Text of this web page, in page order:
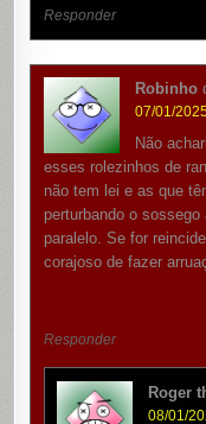
Responder
Robinho
07/01/
Não
esses rolezinhos de
não tem lei e as que
perturbando o
paralelo. Se for
corajoso de fazer
Responder
Roger
08/01/